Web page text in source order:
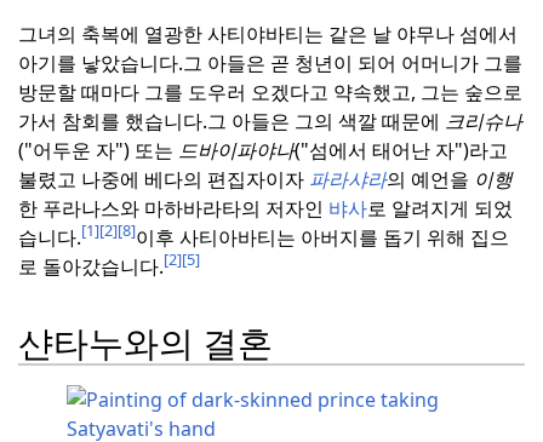
그녀의 축복에 열광한 사티야바티는 같은 날 야무나 섬에서
아기를 낳았습니다.그 아들은 곧 청년이 되어 어머니가 그를
방문할 때마다 그를 도우러 오겠다고 약속했고, 그는 숲으로
가서 참회를 했습니다.그 아들은 그의 색깔 때문에 크리슈나
("어두운 자") 또는 드바이파야나("섬에서 태어난 자")라고
불렸고 나중에 베다의 편집자이자 파라샤라의 예언을 이행
한 푸라나스와 마하바라타의 저자인 뱌사로 알려지게 되었
습니다.[1][2][8]이후 사티아바티는 아버지를 돕기 위해 집으
로 돌아갔습니다.[2][5]
샨타누와의 결혼